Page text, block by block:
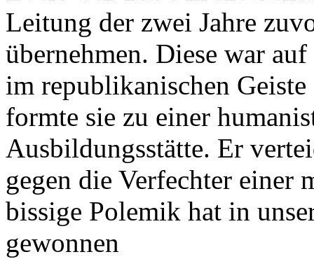
Leitung der zwei Jahre
übernehmen. Diese war
im republikanischen
formte sie zu einer
Ausbildungsstätte. Er
gegen die Verfechter einer
bissige Polemik hat in
gewonnen